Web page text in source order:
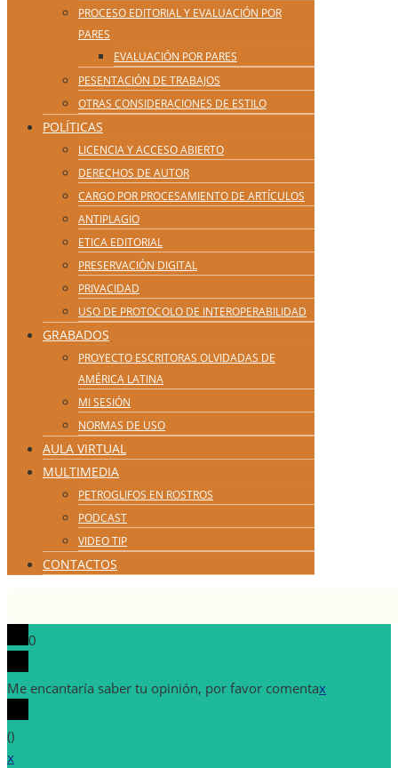
PROCESO EDITORIAL Y EVALUACIÓN POR
PARES
EVALUACIÓN POR PARES
PESENTACIÓN DE TRABAJOS
OTRAS CONSIDERACIONES DE ESTILO
POLÍTICAS
LICENCIA Y ACCESO ABIERTO
DERECHOS DE AUTOR
CARGO POR PROCESAMIENTO DE ARTÍCULOS
ANTIPLAGIO
ETICA EDITORIAL
PRESERVACIÓN DIGITAL
PRIVACIDAD
USO DE PROTOCOLO DE INTEROPERABILIDAD
GRABADOS
PROYECTO ESCRITORAS OLVIDADAS DE
AMÉRICA LATINA
MI SESIÓN
NORMAS DE USO
AULA VIRTUAL
MULTIMEDIA
PETROGLIFOS EN ROSTROS
PODCAST
VIDEO TIP
CONTACTOS
0
Me encantaría saber tu opinión, por favor comentax
()
x